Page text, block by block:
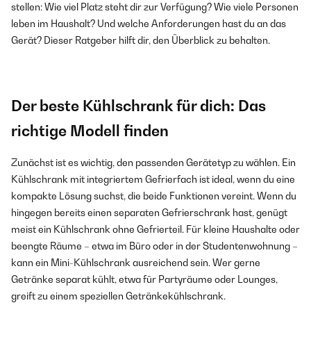
stellen: Wie viel Platz steht dir zur Verfügung? Wie viele Personen
leben im Haushalt? Und welche Anforderungen hast du an das
Gerät? Dieser Ratgeber hilft dir, den Überblick zu behalten.
Der beste Kühlschrank für dich: Das
richtige Modell finden
Zunächst ist es wichtig, den passenden Gerätetyp zu wählen. Ein
Kühlschrank mit integriertem Gefrierfach ist ideal, wenn du eine
kompakte Lösung suchst, die beide Funktionen vereint. Wenn du
hingegen bereits einen separaten Gefrierschrank hast, genügt
meist ein Kühlschrank ohne Gefrierteil. Für kleine Haushalte oder
beengte Räume – etwa im Büro oder in der Studentenwohnung –
kann ein Mini-Kühlschrank ausreichend sein. Wer gerne
Getränke separat kühlt, etwa für Partyräume oder Lounges,
greift zu einem speziellen Getränkekühlschrank.